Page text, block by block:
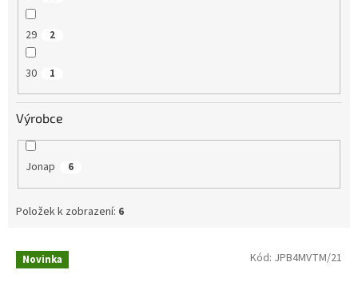
29 2
30 1
Výrobce
Jonap 6
Položek k zobrazení: 6
V Novinka Kód: JPB4MVTM/21